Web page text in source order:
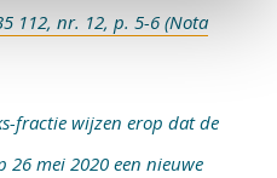
112, nr. 12, p. 5-6 (Nota
fractie wijzen erop dat de
26 mei 2020 een nieuwe